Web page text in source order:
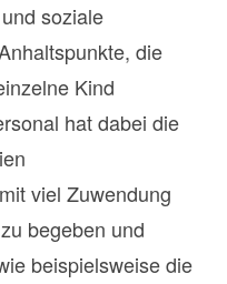
soziale
die
Kind
hat dabei die
viel Zuwendung
begeben und
beispielsweise die